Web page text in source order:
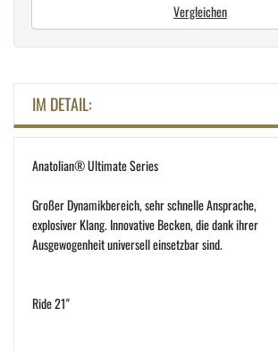
Vergleichen
IM DETAIL:
Anatolian® Ultimate Series
Großer Dynamikbereich, sehr schnelle Ansprache,
explosiver Klang. Innovative Becken, die dank ihrer
Ausgewogenheit universell einsetzbar sind.
Ride 21"